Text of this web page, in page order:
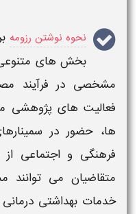
نحوه نوشتن رزومه
بخش های متنوعی
مشخصی در فرآیند
فعالیت های پژوهشی
ها، حضور در
فرهنگی و اجتماعی از
متقاضیان می توانند
خدمات بهداشتی